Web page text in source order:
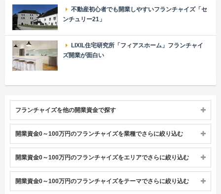
不動産初心者でも開業しやすいフランチャイズ「セ
ンチュリー21」
LIXIL住宅研究所「フィアスホーム」フランチャイ
ズ開業が面白い
フランチャイズを他の開業資金で探す
開業資金0～100万円のフランチャイズを業種でさらに絞り込む
開業資金0～100万円のフランチャイズをエリアでさらに絞り込む
開業資金0～100万円のフランチャイズをテーマでさらに絞り込む